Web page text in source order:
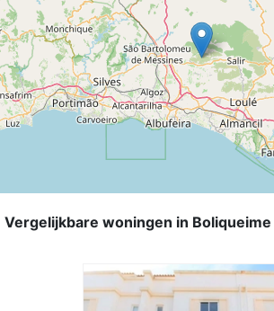
Vergelijkbare woningen in Boliqueime